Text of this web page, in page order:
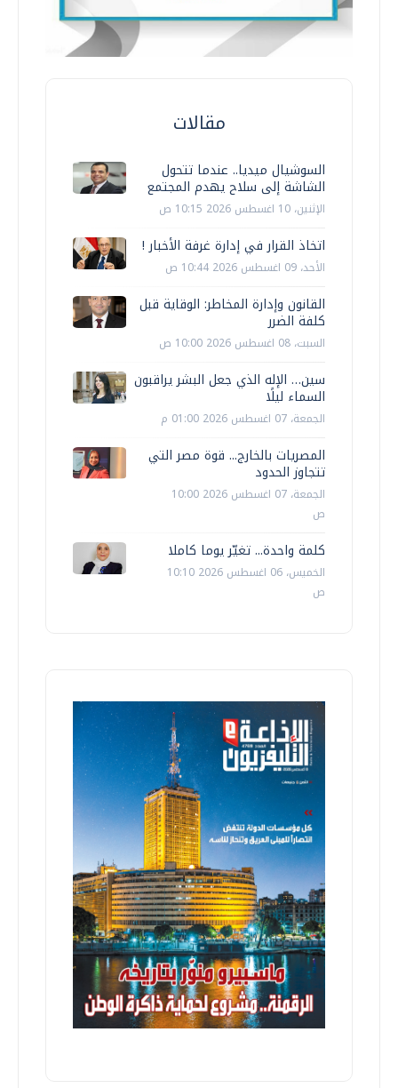
مقالات
السوشيال ميديا.. عندما تتحول
الشاشة إلى سلاح يهدم المجتمع
الإثنين، 10 اغسطس 2026 10:15 ص
اتخاذ القرار في إدارة غرفة الأخبار !
الأحد، 09 اغسطس 2026 10:44 ص
القانون وإدارة المخاطر: الوقاية قبل
كلفة الضرر
السبت، 08 اغسطس 2026 10:00 ص
سين… الإله الذي جعل البشر يراقبون
السماء ليلًا
الجمعة، 07 اغسطس 2026 01:00 م
المصريات بالخارج... قوة مصر التي
تتجاوز الحدود
الجمعة، 07 اغسطس 2026 10:00
ص
كلمة واحدة... تغيّر يوما كاملا
الخميس، 06 اغسطس 2026 10:10
ص